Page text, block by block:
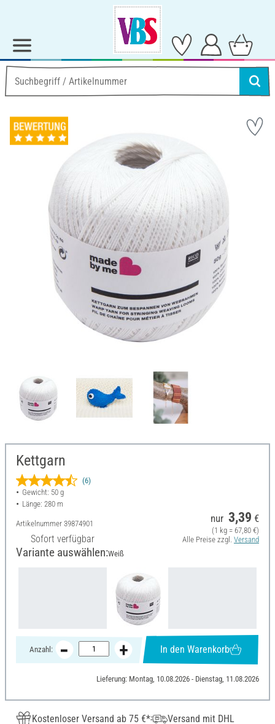
Kettgarn
(6)
Gewicht: 50 g
Länge: 280 m
Artikelnummer 39874901
Sofort verfügbar
nur 3,39 €
(1 kg = 67,80 €)
Alle Preise zzgl. Versand
Variante auswählen:Weiß
Anzahl: In den Warenkorb
Lieferung: Montag, 10.08.2026 - Dienstag, 11.08.2026
Kostenloser Versand ab 75 €*
Versand mit DHL